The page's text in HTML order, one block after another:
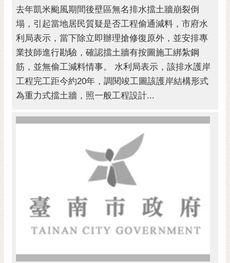
去年凱米颱風期間後壁區無名排水擋土牆崩裂倒
塌，引起當地居民質疑是否工程偷通減料，市府水
利局表示，當下除立即辦理搶修復原外，並安排專
業技師進行勘驗，確認擋土牆有按圖施工綁紮鋼
筋，並無偷工減料情事。 水利局表示，該排水護岸
工程完工距今約20年，調閱竣工圖該護岸結構形式
為重力式擋土牆，照一般工程設計...